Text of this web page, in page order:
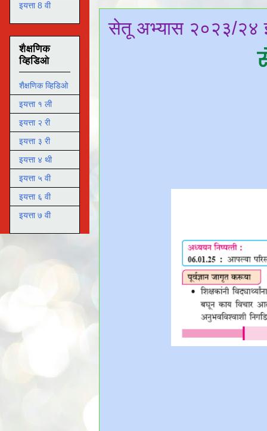
सेतू अभ्यास २०२३/२४
इयत्ता 8 वी
शैक्षणिक
व्हिडिओ
शैक्षणिक व्हिडिओ
इयत्ता १ ली
इयत्ता २ री
इयत्ता ३ री
इयत्ता ४ थी
इयत्ता ५ वी
इयत्ता ६ वी
इयत्ता ७ वी